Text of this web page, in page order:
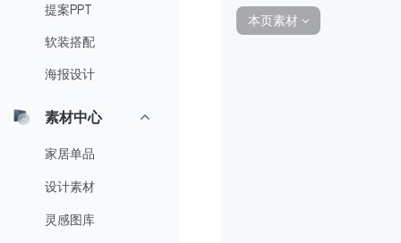
提案PPT
软装搭配
海报设计
素材中心
家居单品
设计素材
灵感图库
本页素材 ∨